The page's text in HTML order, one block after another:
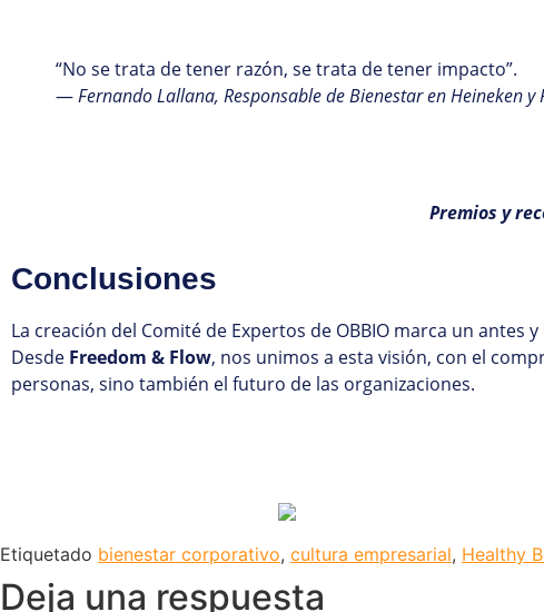
“No se trata de tener razón, se trata de tener impacto”.
—Fernando Lallana, Responsable de Bienestar en Heineken y
Premios y
Conclusiones
La creación del Comité de Expertos de OBBIO marca un
Desde Freedom & Flow, nos unimos a esta visión, con el
personas, sino también el futuro de las organizaciones.
Etiquetado bienestar corporativo, cultura empresarial, Healthy
Deja una respuesta